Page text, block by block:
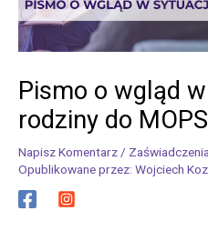
Pismo o wgląd
rodziny do
Napisz Komentarz /
Opublikowane przez: Wojciech